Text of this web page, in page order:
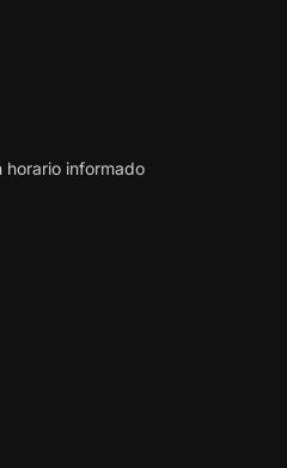
horario informado